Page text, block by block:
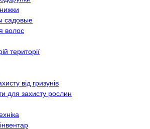
садовые
волос
території
від гризунів
для захисту рослин